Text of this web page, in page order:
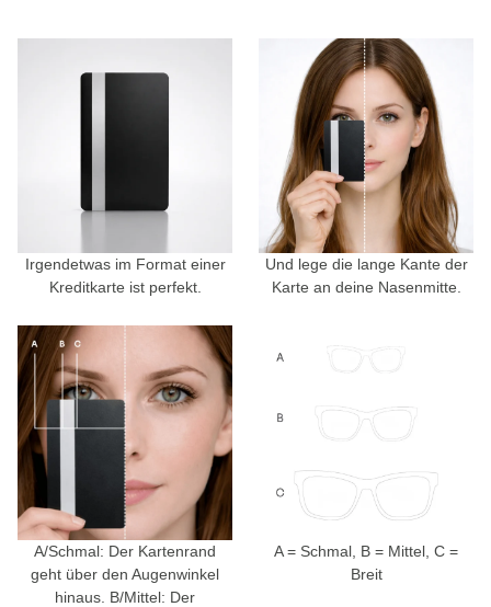
Irgendetwas im Format einer
Kreditkarte ist perfekt.
Und lege die lange Kante der
Karte an deine Nasenmitte.
A/Schmal: Der Kartenrand
geht über den Augenwinkel
hinaus. B/Mittel: Der
A = Schmal, B = Mittel, C =
Breit